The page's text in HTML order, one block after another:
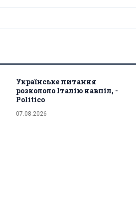
Українське питання
розкололо Італію навпіл, -
Politico
07.08.2026